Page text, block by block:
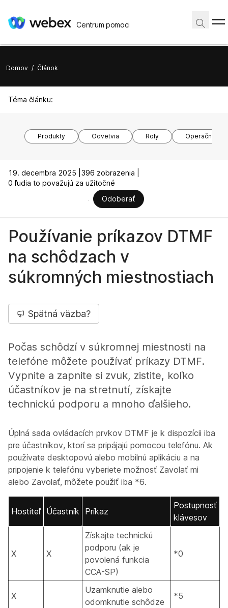
Centrum pomoci
Domov / Článok
Téma článku:
Produkty Odvetvia Roly Operačné
19. decembra 2025 | 396 zobrazenia |
0 ľudia to považujú za užitočné
Odoberať
Používanie príkazov DTMF
na schôdzach v
súkromných miestnostiach
Spätná väzba?
Počas schôdzí v súkromnej miestnosti na
telefóne môžete používať príkazy DTMF.
Vypnite a zapnite si zvuk, zistite, koľko
účastníkov je na stretnutí, získajte
technickú podporu a mnoho ďalšieho.
Úplná sada ovládacích prvkov DTMF je k dispozícii iba
pre účastníkov, ktorí sa pripájajú pomocou telefónu. Ak
používate desktopovú alebo mobilnú aplikáciu a na
pripojenie k telefónu vyberiete možnosť Zavolať mi
alebo Zavolať, môžete použiť iba *6.
Hostiteľ Účastník Príkaz
Postupnosť
klávesov
X X
Získajte technickú
podporu (ak je
povolená funkcia
CCA-SP)
*0
X
Uzamknutie alebo
odomknutie schôdze
*5